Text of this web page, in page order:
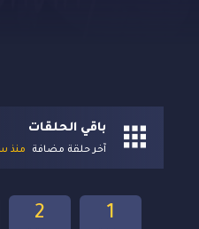
باقي الحلقات
آخر حلقة مضافة منذ
2 1